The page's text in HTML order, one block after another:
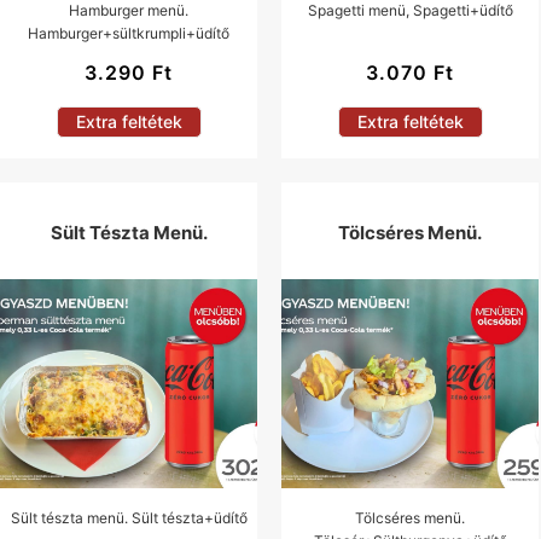
Hamburger menü.
Hamburger+sültkrumpli+üdítő
3.290 Ft
Extra feltétek
Spagetti menü, Spagetti+üdítő
3.070 Ft
Extra feltétek
Sült Tészta Menü.
Sült tészta menü. Sült tészta+üdítő
Tölcséres Menü.
Tölcséres menü.